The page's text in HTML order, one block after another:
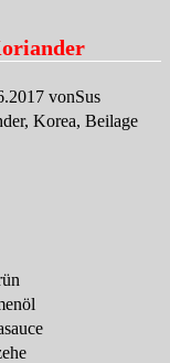
vonSus
Korea, Beilage